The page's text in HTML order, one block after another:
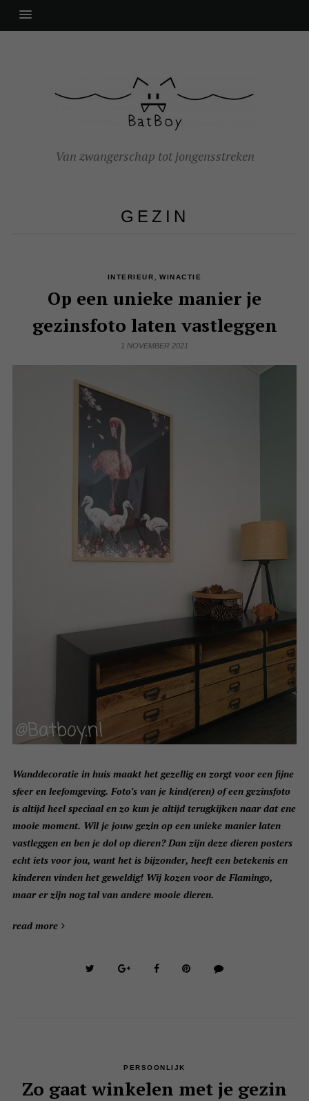
Van zwangerschap tot jongensstreken
GEZIN
INTERIEUR ,WINACTIE
Op een unieke manier je
gezinsfoto laten vastleggen
1 NOVEMBER 2021
Wanddecoratie in huis maakt het gezellig en zorgt voor een fijne
sfeer en leefomgeving. Foto’s van je kind(eren) of een gezinsfoto
is altijd heel speciaal en zo kun je altijd terugkijken naar dat ene
mooie moment. Wil je jouw gezin op een unieke manier laten
vastleggen en ben je dol op dieren? Dan zijn deze dieren posters
echt iets voor jou, want het is bijzonder, heeft een betekenis en
kinderen vinden het geweldig! Wij kozen voor de Flamingo,
maar er zijn nog tal van andere mooie dieren.
read more
PERSOONLIJK
Zo gaat winkelen met je gezin